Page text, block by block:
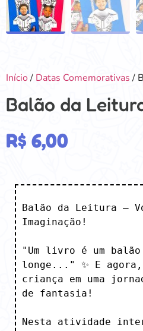
Início/ Datas Comemorativas/
Balão da
R$ 6,00
Balão da Leitura –
Imaginação!
"Um livro é um
longe..." ✨ E
criança em uma
de fantasia!
Nesta atividade